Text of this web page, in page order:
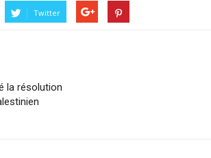
Twitter
la résolution